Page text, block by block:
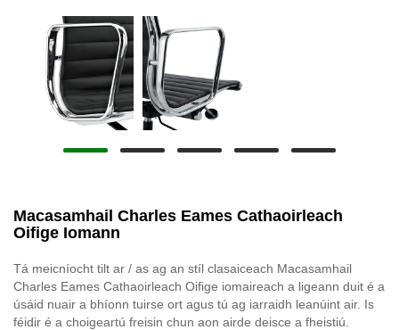
Macasamhail Charles Eames Cathaoirleach
Oifige Iomann
Tá meicníocht tilt ar / as ag an stíl clasaiceach Macasamhail
Charles Eames Cathaoirleach Oifige iomaireach a ligeann duit é a
úsáid nuair a bhíonn tuirse ort agus tú ag iarraidh leanúint air. Is
féidir é a choigeartú freisin chun aon airde deisce a fheistiú.